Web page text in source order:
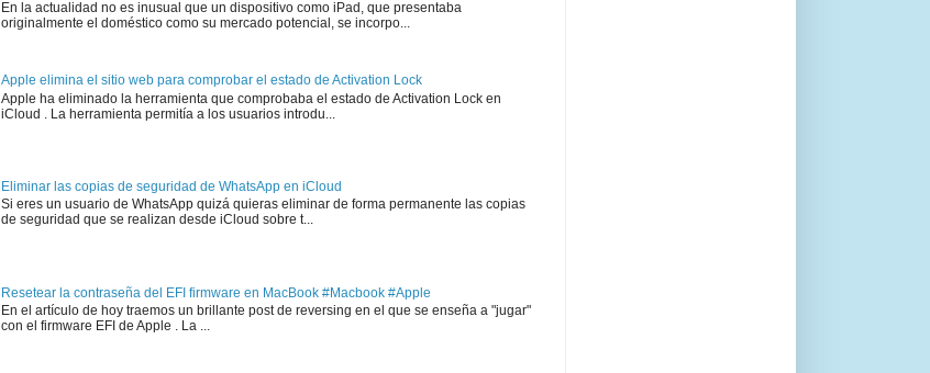
En la actualidad no es inusual que un dispositivo como iPad, que presentaba
originalmente el doméstico como su mercado potencial, se incorpo...
Apple elimina el sitio web para comprobar el estado de Activation Lock
Apple ha eliminado la herramienta que comprobaba el estado de Activation Lock en
iCloud . La herramienta permitía a los usuarios introdu...
Eliminar las copias de seguridad de WhatsApp en iCloud
Si eres un usuario de WhatsApp quizá quieras eliminar de forma permanente las copias
de seguridad que se realizan desde iCloud sobre t...
Resetear la contraseña del EFI firmware en MacBook #Macbook #Apple
En el artículo de hoy traemos un brillante post de reversing en el que se enseña a "jugar"
con el firmware EFI de Apple . La ...